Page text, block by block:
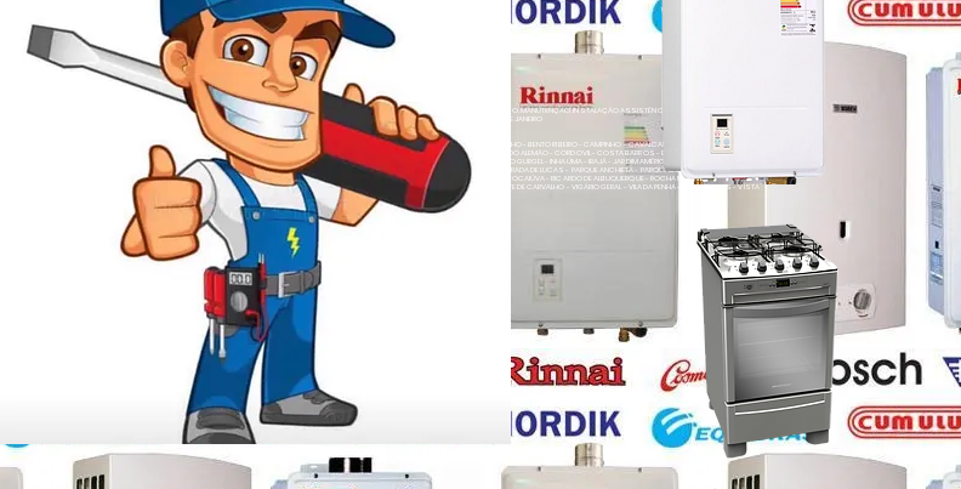
AQUECEDOR A GÁS , CONSERTO, MANUTENÇÃO, INSTALAÇÃO ASSISTÊNCIA TÉCNICA RUA PORTO FELIZ 371
LOJA A HONORIO GURGEL RIO DE JANEIRO
ZONA NORTE
ACARÍ - ANCHIETA - BARROS FILHO - BENTO RIBEIRO - CAMPINHO - CAVALCANTI - CASCADURA - COELHO
NETO - COLÉGIO - COMPLEXO DO ALEMÃO - CORDOVIL - COSTA BARROS - ENGENHO LEAL - ENGENHO DA
RAINHA - GUADALUPE - HONÓRIO GURGEL - INHAÚMA - IRAJÁ - JARDIM AMÉRICA - MADUREIRA - MARECHAL
HERMES - OSVALDO CRUZ - PARADA DE LUCAS - PARQUE ANCHIETA - PARQUE COLÚMBIA - PAVUNA - PENHA
- PENHA CIRCULAR - QUINTINO BOCAIÚVA - RICARDO DE ALBUQUERQUE - ROCHA MIRANDA - TOMÁS COELHO
- TURIAÇÚ - VAZ LOBO - VICENTE DE CARVALHO - VIGÁRIO GERAL - VILA DA PENHA - VILA KOSMOS - VISTA
ALEGRE
TÉCNICA RINNAI RUA BARATA RIBEIRO 232
COPACABANA RIO DE JANEIRO
BAIRROS DE ATENDIMENTO RJ
ZONA SUL
BOTAFOGO - CATETE - COPACABANA -
COSME VELHO - FLAMENGO - GÁVEA -
HUMAITÁ - IPANEMA - JARDIM BOTÂNICO -
LAGOA - LARANJEIRAS - LEBLON - LEME -
ROCINHA - SÃO CONRADO - URCA